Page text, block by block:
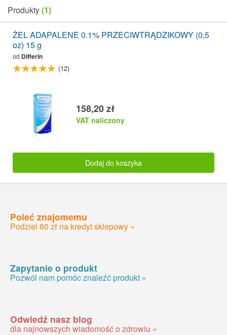
Produkty(1)
ŻEL ADAPALENE 0.1% PRZECIWTRĄDZIKOWY (0,5
oz) 15 g
od Differin
(12)
158,20 zł
VAT naliczony
Dodaj do koszyka
Poleć znajomemu
Podziel 80 zł na kredyt sklepowy »
Zapytanie o produkt
Pozwól nam pomóc znaleźć produkt »
Odwiedź nasz blog
dla najnowszych wiadomość o zdrowiu »